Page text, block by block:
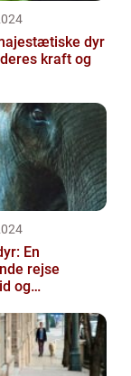
dyr
kraft og
En
rejse
og